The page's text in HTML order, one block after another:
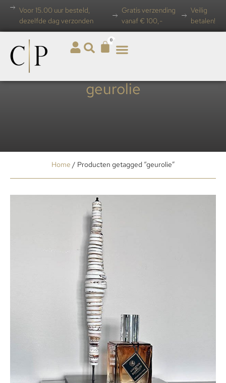
Voor 15.00 uur besteld,
dezelfde dag verzonden
Gratis verzending
vanaf € 100,-
Veilig
betalen!
0
geurolie
Home / Producten getagged “geurolie”